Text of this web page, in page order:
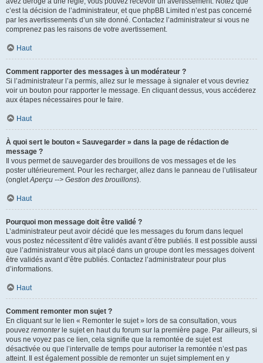
c’est la décision de l’administrateur, et que phpBB Limited n’est pas concerné
par les avertissements d’un site donné. Contactez l’administrateur si vous ne
comprenez pas les raisons de votre avertissement.
Haut
Comment rapporter des messages à un modérateur ?
Si l’administrateur l’a permis, allez sur le message à signaler et vous devriez
voir un bouton pour rapporter le message. En cliquant dessus, vous accéderez
aux étapes nécessaires pour le faire.
Haut
À quoi sert le bouton « Sauvegarder » dans la page de rédaction de
message ?
Il vous permet de sauvegarder des brouillons de vos messages et de les
poster ultérieurement. Pour les recharger, allez dans le panneau de l’utilisateur
(ongletAperçu --> Gestion des brouillons).
Haut
Pourquoi mon message doit être validé ?
L’administrateur peut avoir décidé que les messages du forum dans lequel
vous postez nécessitent d’être validés avant d’être publiés. Il est possible aussi
que l’administrateur vous ait placé dans un groupe dont les messages doivent
être validés avant d’être publiés. Contactez l’administrateur pour plus
d’informations.
Haut
Comment remonter mon sujet ?
En cliquant sur le lien « Remonter le sujet » lors de sa consultation, vous
pouvez remonterle sujet en haut du forum sur la première page. Par ailleurs, si
vous ne voyez pas ce lien, cela signifie que la remontée de sujet est
désactivée ou que l’intervalle de temps pour autoriser la remontée n’est pas
atteint. Il est également possible de remonter un sujet simplement en y